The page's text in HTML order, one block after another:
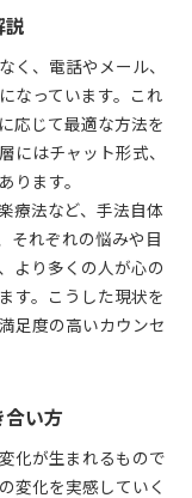
説
く、電話やメール、
なっています。これ
応じて最適な方法を
にはチャット形式、
ります。
療法など、手法自体
それぞれの悩みや目
より多くの人が心の
す。こうした現状を
足度の高いカウンセ
合い方
化が生まれるもので
変化を実感していく